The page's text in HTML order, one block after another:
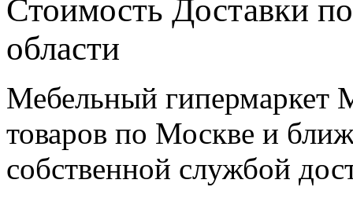
Стоимость Доставки
области
Мебельный гипермаркет
товаров по Москве и
собственной службой